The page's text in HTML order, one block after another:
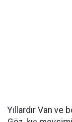
Yıllardır Van ve